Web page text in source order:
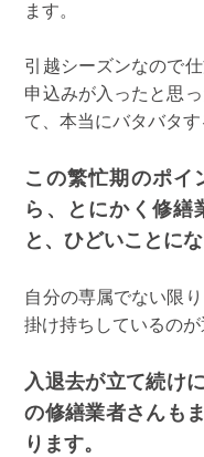
ます。
引越シーズンなので
申込みが入ったと思
て、本当にバタバタす
この繁忙期のポイ
ら、とにかく修繕
と、ひどいことにな
自分の専属でない限
掛け持ちしているのが
入退去が立て続け
の修繕業者さんも
ります。